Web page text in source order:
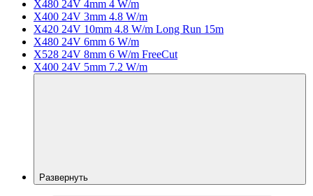
X480 24V 4mm 4 W/m
X400 24V 3mm 4.8 W/m
X420 24V 10mm 4.8 W/m Long Run 15m
X480 24V 6mm 6 W/m
X528 24V 8mm 6 W/m FreeCut
X400 24V 5mm 7.2 W/m
Развернуть